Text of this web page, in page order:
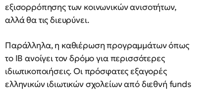
εξισορρόπησης των κοινωνικών ανισοτήτων,
αλλά θα τις διευρύνει.
Παράλληλα, η καθιέρωση προγραμμάτων όπως
το IB ανοίγει τον δρόμο για περισσότερες
ιδιωτικοποιήσεις. Οι πρόσφατες εξαγορές
ελληνικών ιδιωτικών σχολείων από διεθνή funds